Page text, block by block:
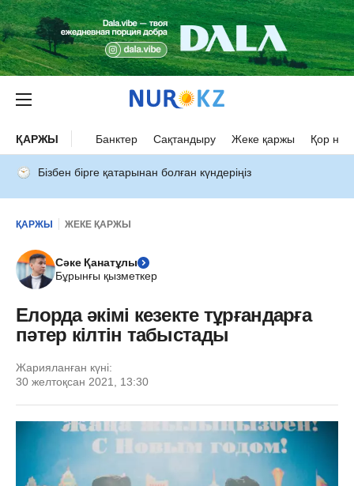
ҚАРЖЫ Банктер Сақтандыру Жеке қаржы Қор
Бізбен бірге қатарынан болған күндеріңіз
ҚАРЖЫ ЖЕКЕ ҚАРЖЫ
Сәке Қанатұлы
Бұрынғы қызметкер
Елорда әкімі кезекте тұрғандарға
пәтер кілтін табыстады
Жарияланған күні:
30 желтоқсан 2021, 13:30